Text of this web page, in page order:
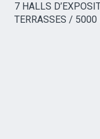
7 HALLS
TERRASSES / 5000